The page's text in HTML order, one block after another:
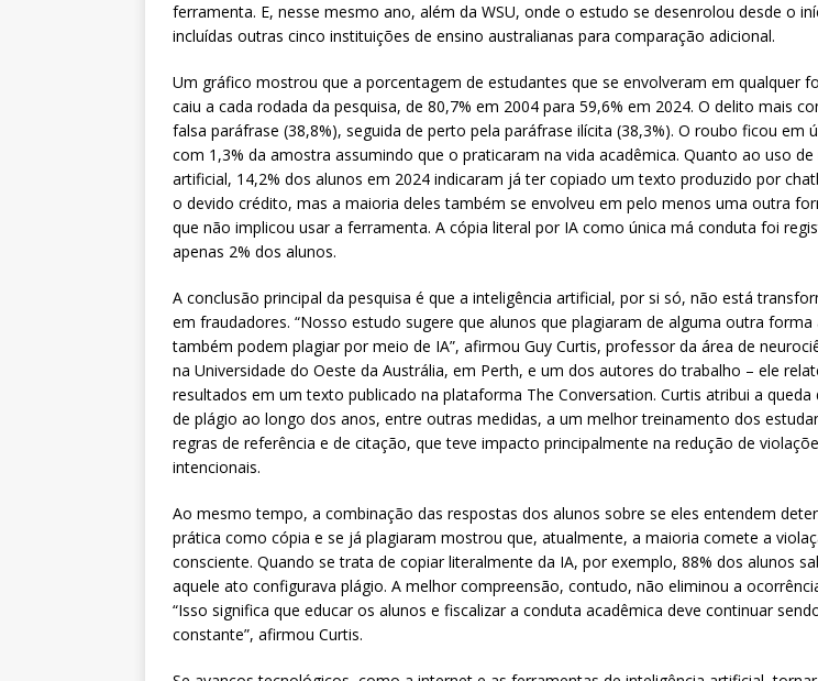
ferramenta. E, nesse mesmo ano, além da WSU, onde o estudo se desenrolou desde o
incluídas outras cinco instituições de ensino australianas para comparação adicional.
Um gráfico mostrou que a porcentagem de estudantes que se envolveram em qualquer
caiu a cada rodada da pesquisa, de 80,7% em 2004 para 59,6% em 2024. O delito mais
falsa paráfrase (38,8%), seguida de perto pela paráfrase ilícita (38,3%). O roubo ficou em
com 1,3% da amostra assumindo que o praticaram na vida acadêmica. Quanto ao uso de
artificial, 14,2% dos alunos em 2024 indicaram já ter copiado um texto produzido por
o devido crédito, mas a maioria deles também se envolveu em pelo menos uma outra
que não implicou usar a ferramenta. A cópia literal por IA como única má conduta foi
apenas 2% dos alunos.
A conclusão principal da pesquisa é que a inteligência artificial, por si só, não está
em fraudadores. “Nosso estudo sugere que alunos que plagiaram de alguma outra forma
também podem plagiar por meio de IA”, afirmou Guy Curtis, professor da área de
na Universidade do Oeste da Austrália, em Perth, e um dos autores do trabalho – ele
resultados em um texto publicado na plataforma The Conversation. Curtis atribui a queda
de plágio ao longo dos anos, entre outras medidas, a um melhor treinamento dos
regras de referência e de citação, que teve impacto principalmente na redução de
intencionais.
Ao mesmo tempo, a combinação das respostas dos alunos sobre se eles entendem
prática como cópia e se já plagiaram mostrou que, atualmente, a maioria comete a
consciente. Quando se trata de copiar literalmente da IA, por exemplo, 88% dos alunos
aquele ato configurava plágio. A melhor compreensão, contudo, não eliminou a
“Isso significa que educar os alunos e fiscalizar a conduta acadêmica deve continuar
constante”, afirmou Curtis.